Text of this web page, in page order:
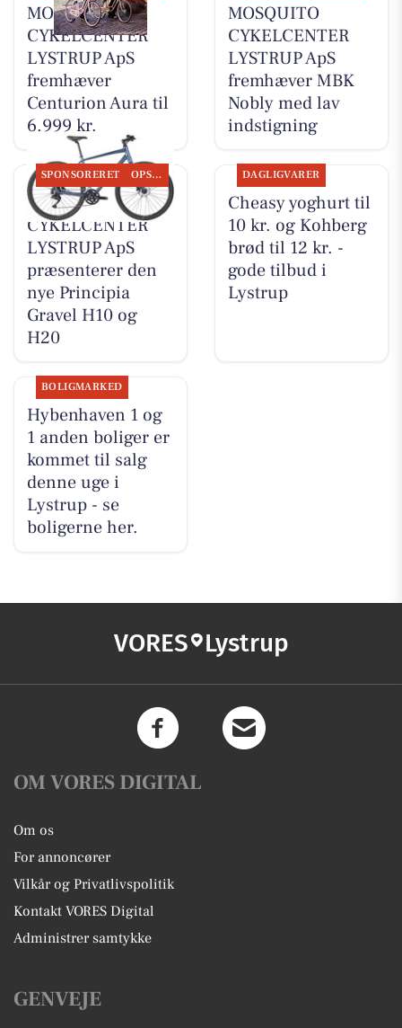
MOSQUITO
CYKELCENTER
LYSTRUP ApS
fremhæver
Centurion Aura til
6.999 kr.
MOSQUITO
CYKELCENTER
LYSTRUP ApS
fremhæver MBK
Nobly med lav
indstigning
SPONSORERET OPSLAGSTAVLEN
MOSQUITO
CYKELCENTER
LYSTRUP ApS
præsenterer den
nye Principia
Gravel H10 og
H20
DAGLIGVARER
Cheasy yoghurt til
10 kr. og Kohberg
brød til 12 kr. -
gode tilbud i
Lystrup
BOLIGMARKED
Hybenhaven 1 og
1 anden boliger er
kommet til salg
denne uge i
Lystrup - se
boligerne her.
VORES Lystrup
OM VORES DIGITAL
Om os
For annoncører
Vilkår og Privatlivspolitik
Kontakt VORES Digital
Administrer samtykke
GENVEJE